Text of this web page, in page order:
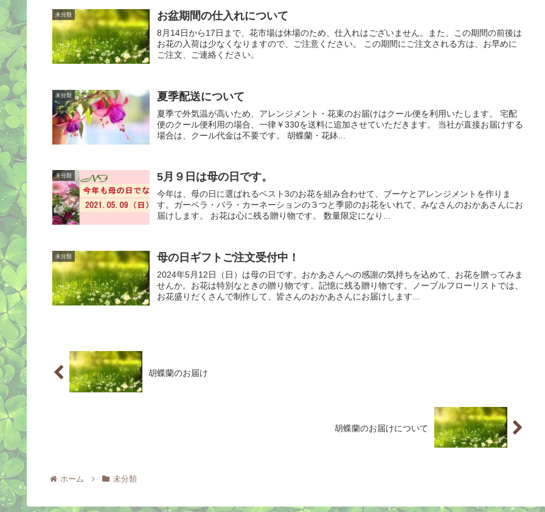
未分類 お盆期間の仕入れについて
8月14日から17日まで、花市場は休場のため、仕入れはございません。また、この期間の前後は
お花の入荷は少なくなりますので、ご注意ください。 この期間にご注文される方は、お早めに
ご注文、ご連絡ください。
未分類 夏季配送について
夏季で外気温が高いため、アレンジメント・花束のお届けはクール便を利用いたします。 宅配
便のクール便利用の場合、一律￥330を送料に追加させていただきます。 当社が直接お届けする
場合は、クール代金は不要です。 胡蝶蘭・花鉢...
未分類 5月９日は母の日です。
今年は、母の日に選ばれるベスト3のお花を組み合わせて、ブーケとアレンジメントを作りま
す。ガーベラ・バラ・カーネーションの３つと季節のお花をいれて、みなさんのおかあさんにお
届けします。 お花は心に残る贈り物です。 数量限定になり...
未分類 母の日ギフトご注文受付中！
2024年5月12日（日）は母の日です。おかあさんへの感謝の気持ちを込めて、お花を贈ってみま
せんか。お花は特別なときの贈り物です。記憶に残る贈り物です。ノーブルフローリストでは、
お花盛りだくさんで制作して、皆さんのおかあさんにお届けします...
胡蝶蘭のお届け
胡蝶蘭のお届けについて
ホーム 未分類